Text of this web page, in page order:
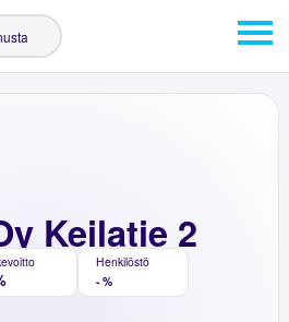
Keilatie 2
Henkilöstö
- %